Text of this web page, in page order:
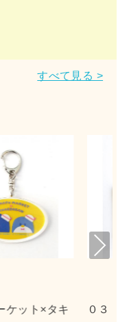
すべて見る >
ｎｓｎ×ポチャッコ
Nex